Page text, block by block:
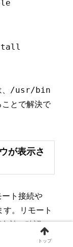
/usr/bin
とで解決で
が表示さ
ート接続や
。リモート
効か確認
トップ